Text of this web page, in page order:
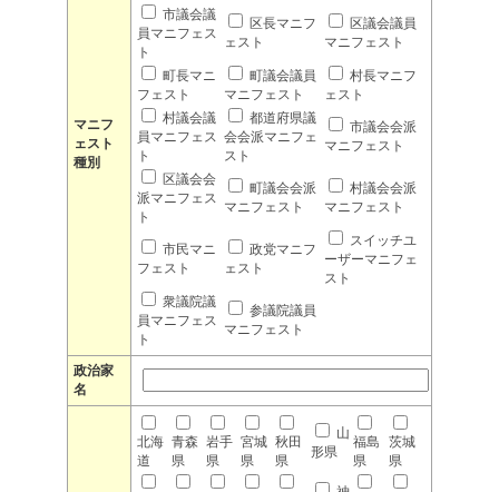
マニフ
ェスト
種別
市議会議
員マニフェス
ト
区長マニフ
ェスト
区議会議員
マニフェスト
町長マニ
フェスト
町議会議員
マニフェスト
村長マニフ
ェスト
村議会議
員マニフェス
ト
都道府県議
会会派マニフェ
スト
市議会会派
マニフェスト
区議会会
派マニフェス
ト
町議会会派
マニフェスト
村議会会派
マニフェスト
市民マニ
フェスト
政党マニフ
ェスト
スイッチユ
ーザーマニフェ
スト
衆議院議
員マニフェス
ト
参議院議員
マニフェスト
政治家
名
北海
道
青森
県
岩手
県
宮城
県
秋田
県
山
形県
福島
県
茨城
県